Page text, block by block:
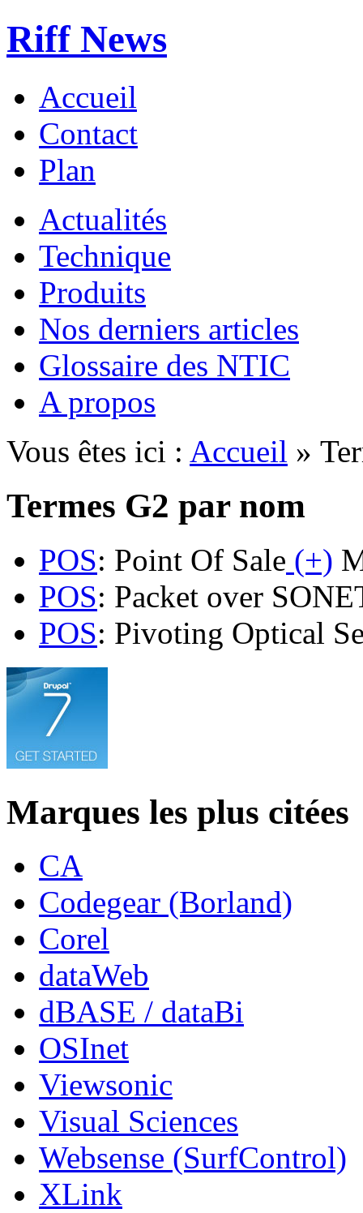
Riff News
Accueil
Contact
Plan
Actualités
Technique
Produits
Nos derniers articles
Glossaire des NTIC
A propos
Vous êtes ici : Accueil »
Termes G2 par nom
POS: Point Of Sale (+)
POS: Packet over
POS: Pivoting Optical
Marques les plus citées
CA
Codegear (Borland)
Corel
dataWeb
dBASE / dataBi
OSInet
Viewsonic
Visual Sciences
Websense (SurfControl)
XLink